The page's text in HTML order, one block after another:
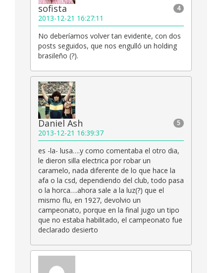
4
sofista
2013-12-21 16:27:11
No deberíamos volver tan evidente, con dos
posts seguidos, que nos engulló un holding
brasileño (?).
5
Daniel Ash
2013-12-21 16:39:37
es -la- lusa….y como comentaba el otro dia,
le dieron silla electrica por robar un
caramelo, nada diferente de lo que hace la
afa o la csd, dependiendo del club, todo pasa
o la horca….ahora sale a la luz(?) que el
mismo flu, en 1927, devolvio un
campeonato, porque en la final jugo un tipo
que no estaba habilitado, el campeonato fue
declarado desierto